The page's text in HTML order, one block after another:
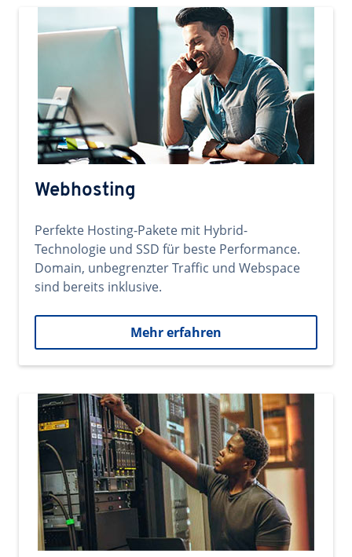
Webhosting
Perfekte Hosting-Pakete mit Hybrid-
Technologie und SSD für beste Performance.
Domain, unbegrenzter Traffic und Webspace
sind bereits inklusive.
Mehr erfahren